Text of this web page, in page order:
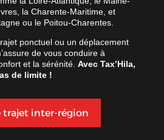
la Charente-Maritime, et
ou le Poitou-Charentes.
ponctuel ou un déplacement
de vous conduire à
et la sérénité. Avec Tax’Hila,
de limite !
trajet inter-région